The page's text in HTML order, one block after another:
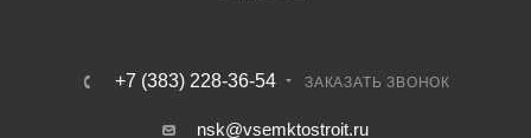
+7 (383) 228-36-54 ЗАКАЗАТЬ ЗВОНОК
nsk@vsemktostroit.ru